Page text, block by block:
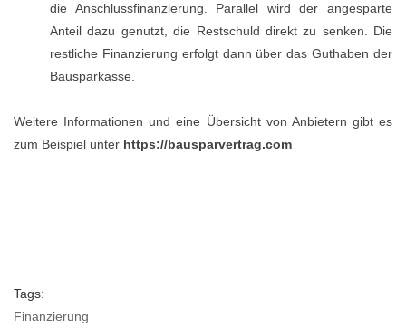
die Anschlussfinanzierung. Parallel wird der angesparte
Anteil dazu genutzt, die Restschuld direkt zu senken. Die
restliche Finanzierung erfolgt dann über das Guthaben der
Bausparkasse.
Weitere Informationen und eine Übersicht von Anbietern gibt es
zum Beispiel unter https://bausparvertrag.com
Tags:
Finanzierung